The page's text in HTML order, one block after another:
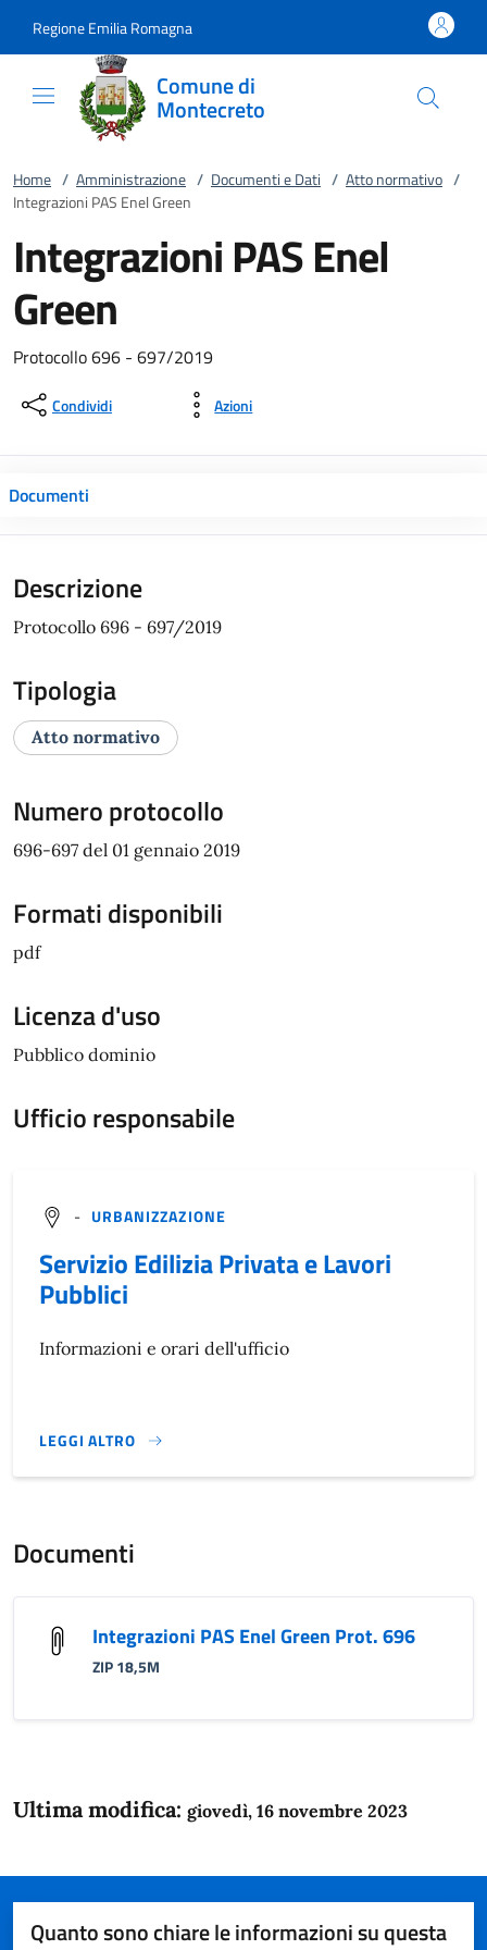
Regione Emilia Romagna
Comune di
Montecreto
Home / Amministrazione / Documenti e Dati / Atto normativo /
Integrazioni PAS Enel Green
Integrazioni PAS Enel
Green
Protocollo 696 - 697/2019
Condividi Azioni
Documenti
Descrizione
Protocollo 696 - 697/2019
Tipologia
Atto normativo
Numero protocollo
696-697 del 01 gennaio 2019
Formati disponibili
pdf
Licenza d'uso
Pubblico dominio
Ufficio responsabile
- URBANIZZAZIONE
Servizio Edilizia Privata e Lavori
Pubblici
Informazioni e orari dell'ufficio
LEGGI ALTRO
}
Documenti
Integrazioni PAS Enel Green Prot. 696
ZIP 18,5M
Ultima modifica: giovedì, 16 novembre 2023
Quanto sono chiare le informazioni su questa